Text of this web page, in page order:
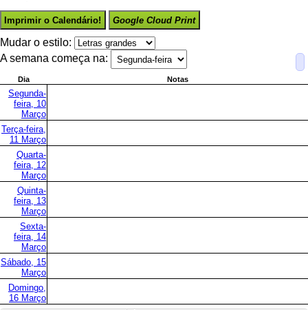
Imprimir o Calendário! Google Cloud Print
Mudar o estilo:
A semana começa na:
Dia Notas
Segunda-
feira, 10
Março
Terça-feira,
11 Março
Quarta-
feira, 12
Março
Quinta-
feira, 13
Março
Sexta-
feira, 14
Março
Sábado, 15
Março
Domingo,
16 Março